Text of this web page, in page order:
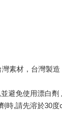
素材，台灣製造
避免使用漂白
時,請先溶於30